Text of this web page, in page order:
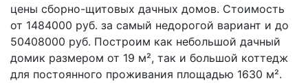
цены сборно-щитовых дачных домов. Стоимость
от 1484000 руб. за самый недорогой вариант и до
50408000 руб. Построим как небольшой дачный
домик размером от 19 м², так и большой коттедж
для постоянного проживания площадью 1630 м².